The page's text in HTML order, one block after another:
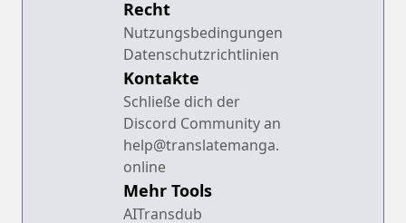
Recht
Nutzungsbedingungen
Datenschutzrichtlinien
Kontakte
Schließe dich der
Discord Community an
help@translatemanga.
online
Mehr Tools
AITransdub